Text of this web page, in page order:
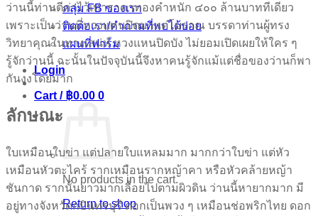
กลุ่ม FB ของเรา
ติดต่อเรา/คำถามที่พบได้บ่อย
แผนที่ฟาร์ม
Login
Cart / ฿0.00 0
No products in the cart.
Return to shop
ว่านนี้ท่านตีค่าไว้เท่าราคาทองคำหนัก ๔๐๐ ล้านบาททีเดียว
เพราะเป็นว่านที่หวงแหนปิดมาแต่โบราณ บรรดาท่านผู้ทรง
วิทยาคุณในทางเสน่ห์ หวงแหนปิดบัง ไม่ยอมเปิดเผยให้ใคร ๆ
รู้จักว่านนี้ ฉะนั้นในปัจจุบันนี้จึงหาคนรู้จักแม้แต่ชื่อของว่านก็พา
กันงงโดยมาก
ลักษณะ
ใบเหมือนใบข่า แต่ปลายใบแหลมมาก มากกว่าใบข่า แต่หัว
เหมือนหัวตะไคร้ รากเหมือนรากหญ้าคา หรือหัวคล้ายหญ้า
ชันกาด รากนั้นยาวมากเลื้อยไปตามผิวดิน ว่านนี้หายากมาก มี
อยู่ทางจังหวัดกบินทรบุรี ดอกเป็นพวง ๆ เหมือนช่อพริกไทย ดอก